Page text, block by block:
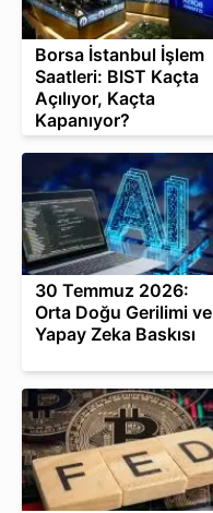
Borsa İstanbul İşlem
Saatleri: BIST Kaçta
Açılıyor, Kaçta
Kapanıyor?
30 Temmuz 2026:
Orta Doğu Gerilimi ve
Yapay Zeka Baskısı